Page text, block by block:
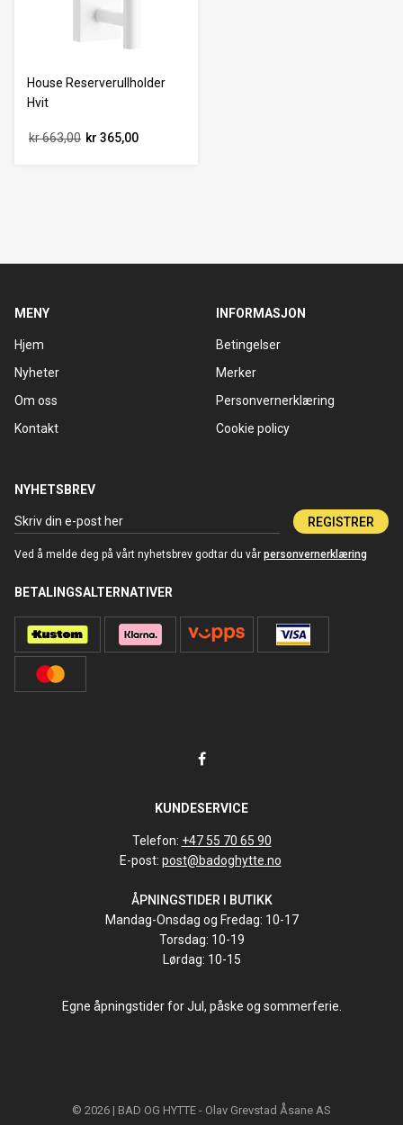
House Reserverullholder
Hvit
kr 663,00 kr 365,00
MENY
Hjem
Nyheter
Om oss
Kontakt
INFORMASJON
Betingelser
Merker
Personvernerklæring
Cookie policy
NYHETSBREV
REGISTRER
Ved å melde deg på vårt nyhetsbrev godtar du vår personvernerklæring
BETALINGSALTERNATIVER
KUNDESERVICE
Telefon: +47 55 70 65 90
E-post: post@badoghytte.no
ÅPNINGSTIDER I BUTIKK
Mandag-Onsdag og Fredag: 10-17
Torsdag: 10-19
Lørdag: 10-15
Egne åpningstider for Jul, påske og sommerferie.
© 2026 | BAD OG HYTTE - Olav Grevstad Åsane AS